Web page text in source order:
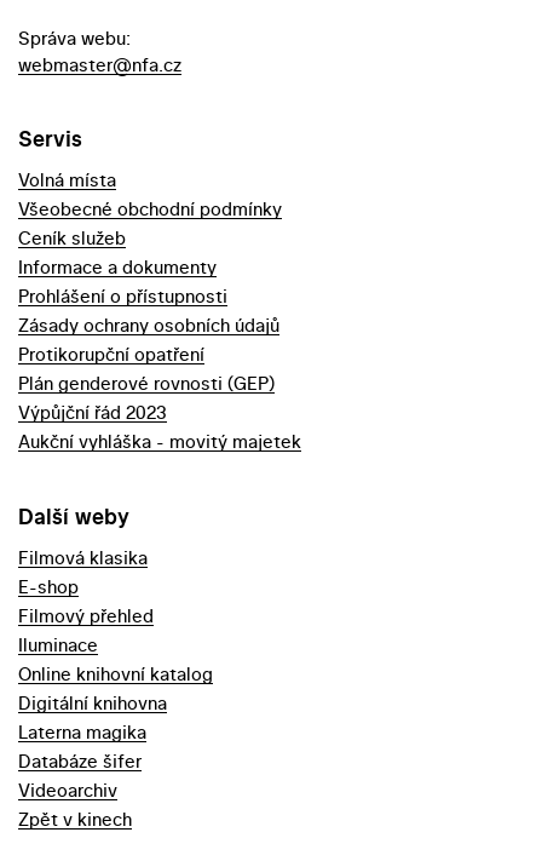
Správa webu:
webmaster@nfa.cz
Servis
Volná místa
Všeobecné obchodní podmínky
Ceník služeb
Informace a dokumenty
Prohlášení o přístupnosti
Zásady ochrany osobních údajů
Protikorupční opatření
Plán genderové rovnosti (GEP)
Výpůjční řád 2023
Aukční vyhláška - movitý majetek
Další weby
Filmová klasika
E-shop
Filmový přehled
Iluminace
Online knihovní katalog
Digitální knihovna
Laterna magika
Databáze šifer
Videoarchiv
Zpět v kinech